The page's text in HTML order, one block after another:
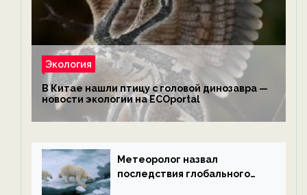
Экология
В Китае нашли птицу с головой динозавра —
новости экологии на ECOportal
Метеоролог назвал
последствия глобального